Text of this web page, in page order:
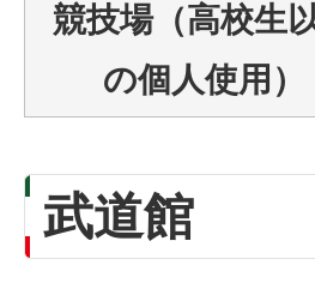
競技場（高校生
の個人使用）
武道館